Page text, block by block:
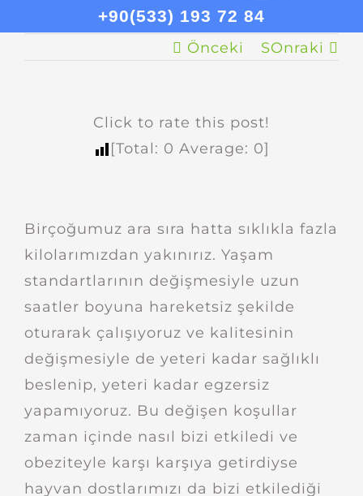
Önceki SOnraki
Click to rate this post!
[Total: 0 Average: 0]
Birçoğumuz ara sıra hatta sıklıkla fazla
kilolarımızdan yakınırız. Yaşam
standartlarının değişmesiyle uzun
saatler boyuna hareketsiz şekilde
oturarak çalışıyoruz ve kalitesinin
değişmesiyle de yeteri kadar sağlıklı
beslenip, yeteri kadar egzersiz
yapamıyoruz. Bu değişen koşullar
zaman içinde nasıl bizi etkiledi ve
obeziteyle karşı karşıya getirdiyse
hayvan dostlarımızı da bizi etkilediği
+90(533) 193 72 84